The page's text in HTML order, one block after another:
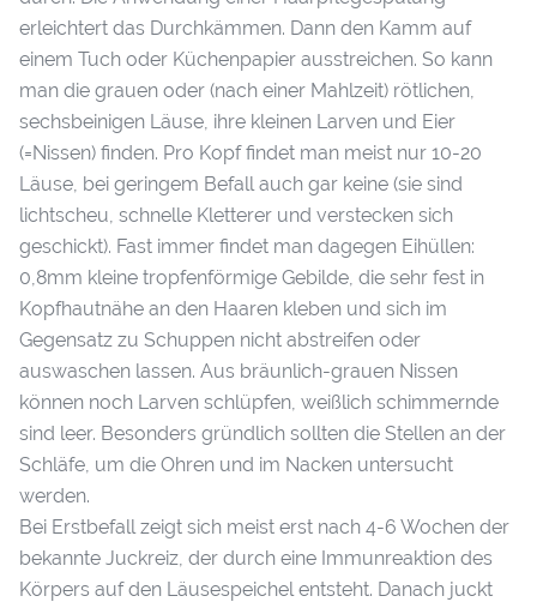
erleichtert das Durchkämmen. Dann den Kamm auf
einem Tuch oder Küchenpapier ausstreichen. So kann
man die grauen oder (nach einer Mahlzeit) rötlichen,
sechsbeinigen Läuse, ihre kleinen Larven und Eier
(=Nissen) finden. Pro Kopf findet man meist nur 10-20
Läuse, bei geringem Befall auch gar keine (sie sind
lichtscheu, schnelle Kletterer und verstecken sich
geschickt). Fast immer findet man dagegen Eihüllen:
0,8mm kleine tropfenförmige Gebilde, die sehr fest in
Kopfhautnähe an den Haaren kleben und sich im
Gegensatz zu Schuppen nicht abstreifen oder
auswaschen lassen. Aus bräunlich-grauen Nissen
können noch Larven schlüpfen, weißlich schimmernde
sind leer. Besonders gründlich sollten die Stellen an der
Schläfe, um die Ohren und im Nacken untersucht
werden.
Bei Erstbefall zeigt sich meist erst nach 4-6 Wochen der
bekannte Juckreiz, der durch eine Immunreaktion des
Körpers auf den Läusespeichel entsteht. Danach juckt